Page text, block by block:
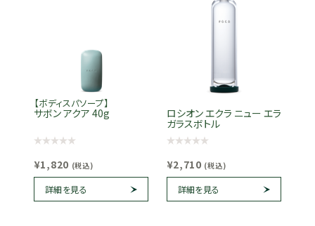
【ボディスパソープ】
サボン アクア 40g
¥1,820 (税込)
詳細を見る
ロシオン エクラ ニュー エラ
ガラスボトル
¥2,710 (税込)
詳細を見る